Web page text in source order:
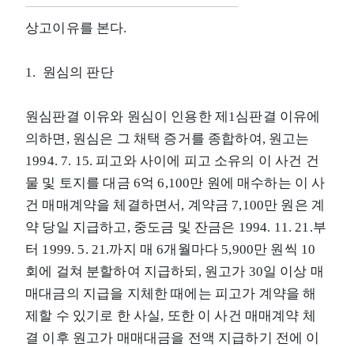
상고이유를 본다.
1. 원심의 판단
원심판결 이유와 원심이 인용한 제1심판결 이유에
의하면, 원심은 그 채택 증거를 종합하여, 원고는
1994. 7. 15. 피고와 사이에 피고 소유의 이 사건 건
물 및 토지를 대금 6억 6,100만 원에 매수하는 이 사
건 매매계약을 체결하면서, 계약금 7,100만 원은 계
약 당일 지급하고, 중도금 및 잔금은 1994. 11. 21.부
터 1999. 5. 21.까지 매 6개월마다 5,900만 원씩 10
회에 걸쳐 분할하여 지급하되, 원고가 30일 이상 매
매대금의 지급을 지체한 때에는 피고가 계약을 해
제할 수 있기로 한 사실, 또한 이 사건 매매계약 체
결 이후 원고가 매매대금을 전액 지급하기 전에 이